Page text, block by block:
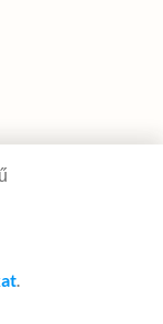
Reserved.
.